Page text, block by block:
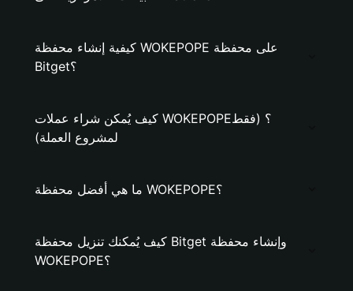
كيفية إنشاء محفظة WOKEPOPE على محفظة
Bitget؟
كيف يُمكن شراء عملات WOKEPOPE؟ (فقط
لمشروع العملة)
ما هي أفضل محفظة WOKEPOPE؟
كيف يُمكنك تنزيل محفظة Bitget وإنشاء محفظة
WOKEPOPE؟